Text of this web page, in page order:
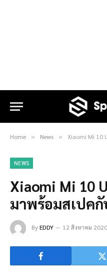
Home » News » Xiaomi Mi 10
NEWS
Xiaomi Mi 10
มาพร้อมสเปค
ByEDDY 12 สิงหาคม 2020